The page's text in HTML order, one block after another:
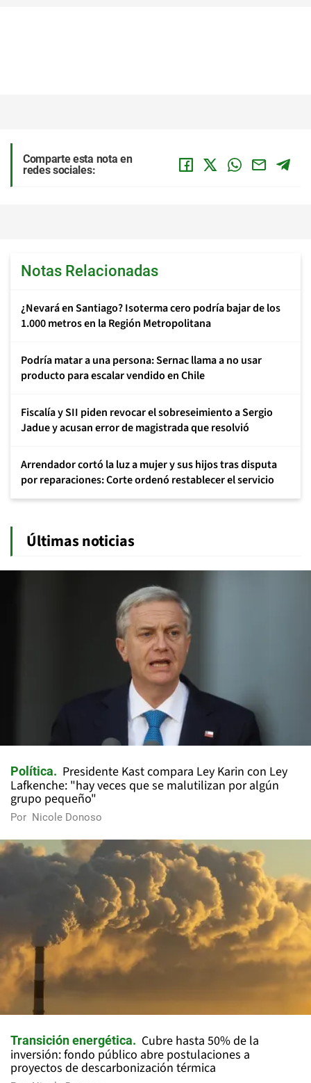
Comparte esta nota en
redes sociales:
Notas Relacionadas
¿Nevará en Santiago? Isoterma cero podría bajar de los
1.000 metros en la Región Metropolitana
Podría matar a una persona: Sernac llama a no usar
producto para escalar vendido en Chile
Fiscalía y SII piden revocar el sobreseimiento a Sergio
Jadue y acusan error de magistrada que resolvió
Arrendador cortó la luz a mujer y sus hijos tras disputa
por reparaciones: Corte ordenó restablecer el servicio
Últimas noticias
Política
Presidente Kast compara Ley Karin con Ley
Lafkenche: "hay veces que se malutilizan por algún
grupo pequeño"
Por Nicole Donoso
Transición energética
Cubre hasta 50% de la
inversión: fondo público abre postulaciones a
proyectos de descarbonización térmica